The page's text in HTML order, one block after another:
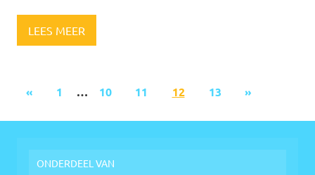
LEES MEER
« 1 … 10 11 12 13 »
ONDERDEEL VAN